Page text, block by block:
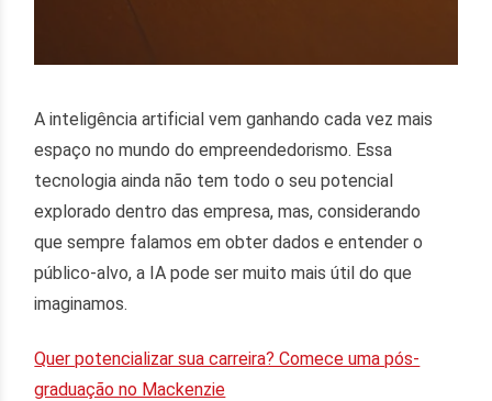
A inteligência artificial vem ganhando cada vez mais
espaço no mundo do empreendedorismo. Essa
tecnologia ainda não tem todo o seu potencial
explorado dentro das empresa, mas, considerando
que sempre falamos em obter dados e entender o
público-alvo, a IA pode ser muito mais útil do que
imaginamos.
Quer potencializar sua carreira? Comece uma pós-
graduação no Mackenzie